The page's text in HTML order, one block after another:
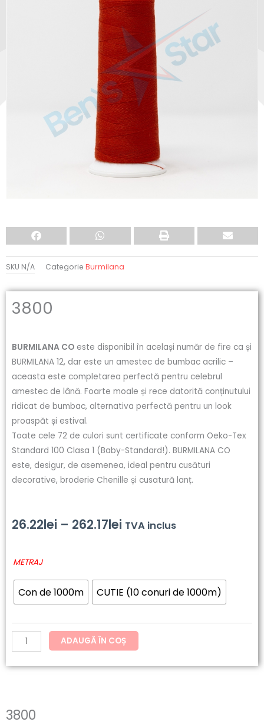
SKU N/A Categorie Burmilana
3800
BURMILANA CO este disponibil în același număr de fire ca și
BURMILANA 12, dar este un amestec de bumbac acrilic –
aceasta este completarea perfectă pentru celebrul
amestec de lână. Foarte moale și rece datorită conținutului
ridicat de bumbac, alternativa perfectă pentru un look
proaspăt și estival.
Toate cele 72 de culori sunt certificate conform Oeko-Tex
Standard 100 Clasa 1 (Baby-Standard!). BURMILANA CO
este, desigur, de asemenea, ideal pentru cusături
decorative, broderie Chenille și cusatură lanț.
26.22lei – 262.17lei Interval
26.22lei
la
TVA inclus
METRAJ
Con de 1000m CUTIE (10 conuri de 1000m)
Cantitate
ADAUGĂ ÎN COȘ
3800